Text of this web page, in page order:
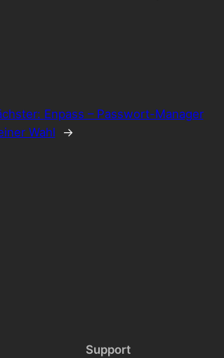
Enpass – Passwort-Manager
Wahl
→
Support